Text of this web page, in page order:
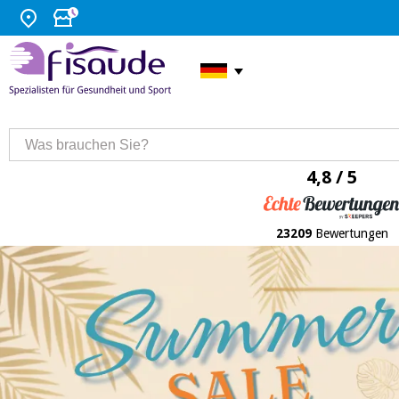
4,8 / 5
23209Bewertungen